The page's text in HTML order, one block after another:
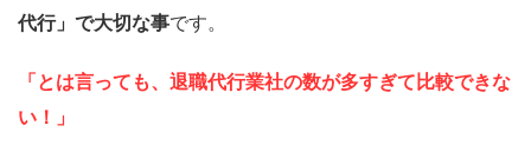
代行」で大切な事です。
「とは言っても、退職代行業社の数が多すぎて比較できな
い！」